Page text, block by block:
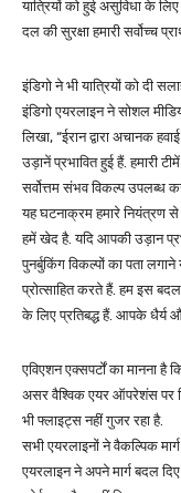
यात्रियों को हुई असुविधा के
दल की सुरक्षा हमारी सर्वोच्च
इंडिगो ने भी यात्रियों को दी
इंडिगो एयरलाइन ने सोशल
लिखा, “ईरान द्वारा अचानक
उड़ानें प्रभावित हुई हैं. हमारी
सर्वोत्तम संभव विकल्प उपलब्ध
यह घटनाक्रम हमारे नियंत्रण
हमें खेद है. यदि आपकी उड़ान
पुनर्बुकिंग विकल्पों का पता
प्रोत्साहित करते हैं. हम इस
के लिए प्रतिबद्ध हैं. आपके धैर्य
एविएशन एक्सपर्टों का मानना
असर वैश्विक एयर ऑपरेशंस पर
भी फ्लाइट्स नहीं गुजर रहा है.
सभी एयरलाइनों ने वैकल्पिक
एयरलाइन ने अपने मार्ग बदल